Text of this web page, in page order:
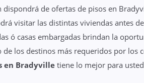
de ofertas de pisos en
visitar las distintas viviendas antes
ó casas embargadas brindan la
los destinos más requeridos por
en Bradyville tiene lo mejor para